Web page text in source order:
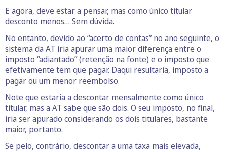
E agora, deve estar a pensar, mas como único titular
desconto menos… Sem dúvida.
No entanto, devido ao “acerto de contas” no ano seguinte, o
sistema da AT iria apurar uma maior diferença entre o
imposto “adiantado” (retenção na fonte) e o imposto que
efetivamente tem que pagar. Daqui resultaria, imposto a
pagar ou um menor reembolso.
Note que estaria a descontar mensalmente como único
titular, mas a AT sabe que são dois. O seu imposto, no final,
iria ser apurado considerando os dois titulares, bastante
maior, portanto.
Se pelo, contrário, descontar a uma taxa mais elevada,